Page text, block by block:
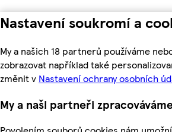
Nastavení soukromí a
My a našich 18 partnerů používáme
zobrazovat například také
změnit v Nastavení ochrany osobních
My a naši partneři